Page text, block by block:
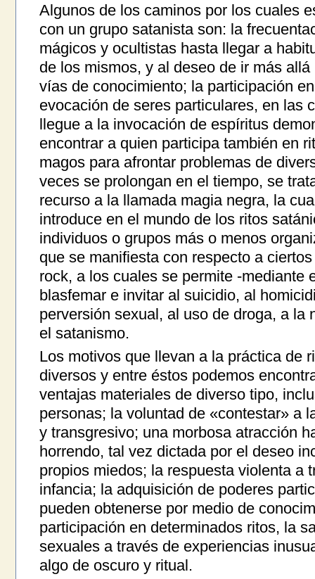
Algunos de los caminos por los cuales
con un grupo satanista son: la
mágicos y ocultistas hasta llegar a
de los mismos, y al deseo de ir más
vías de conocimiento; la participación
evocación de seres particulares, en las
llegue a la invocación de espíritus
encontrar a quien participa también en
magos para afrontar problemas de
veces se prolongan en el tiempo, se
recurso a la llamada magia negra, la
introduce en el mundo de los ritos
individuos o grupos más o menos
que se manifiesta con respecto a
rock, a los cuales se permite -mediante
blasfemar e invitar al suicidio, al
perversión sexual, al uso de droga, a la
el satanismo.
Los motivos que llevan a la práctica de
diversos y entre éstos podemos
ventajas materiales de diverso tipo,
personas; la voluntad de «contestar» a
y transgresivo; una morbosa atracción
horrendo, tal vez dictada por el deseo
propios miedos; la respuesta violenta a
infancia; la adquisición de poderes
pueden obtenerse por medio de
participación en determinados ritos, la
sexuales a través de experiencias
algo de oscuro y ritual.